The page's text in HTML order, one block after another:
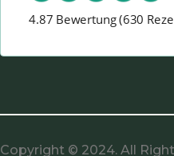
4.87 Bewertung(630
Copyright © 2024. All